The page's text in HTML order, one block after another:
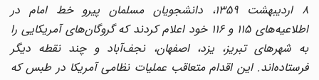
۸ اردیبهشت ۱۳۵۹، دانشجویان مسلمان پیرو خط امام در
اطلاعیه‌های ۱۱۵ و ۱۱۶ خود اعلام کردند که گروگان‌های آمریکایی را
به شهرهای تبریز، یزد، اصفهان، نجف‌آباد و چند نقطه دیگر
فرستاده‌اند. این اقدام متعاقب عملیات نظامی آمریکا در طبس که